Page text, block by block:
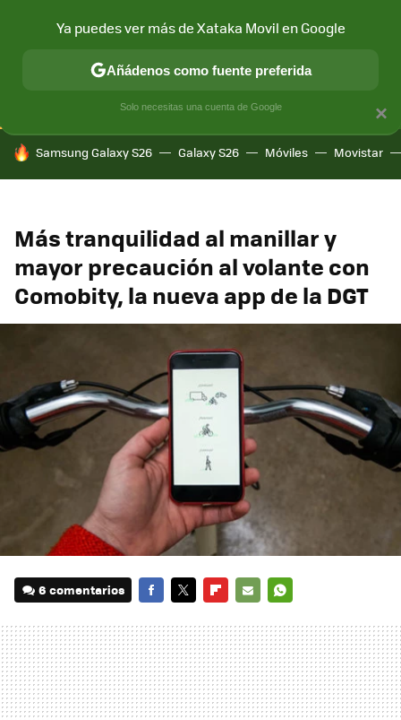
CONECTIVIDAD MÓVIL Y SOCIEDAD APLICACIONES
HOY SE HABLA DE
Samsung Galaxy S26 Galaxy S26 Móviles Movistar
Más tranquilidad al manillar y
mayor precaución al volante con
Comobity, la nueva app de la DGT
6 comentarios
MAIL
×
Ya puedes ver más de Xataka Movil en Google
Añádenos como fuente preferida
Solo necesitas una cuenta de Google